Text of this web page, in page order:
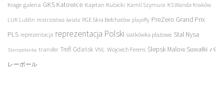
Krage galeria GKS Katowice Kajetan Kubicki Kamil Szymura KS Wanda Kraków
LUK Lublin mistrzostwa świata PGE Skra Bełchatów playoffy PreZero Grand Prix
PLS reprezentacja reprezentacja Polski siatkówka plażowa Stal Nysa
Staropolanka transfer Trefl Gdańsk VNL Wojciech Ferens Ślepsk Malow Suwałki バ
レーボール